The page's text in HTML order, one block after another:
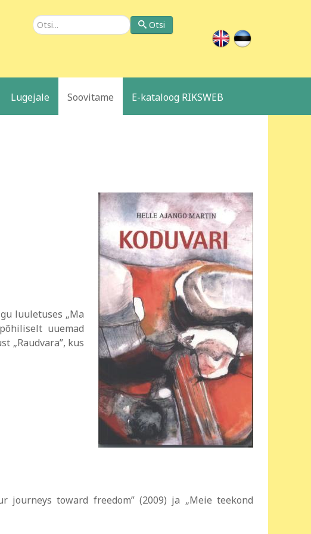
Otsi Otsi
Lugejale Soovitame E-kataloog RIKSWEB
luuletuses „Ma
uuemad
„Raudvara”, kus
toward freedom” (2009) ja „Meie teekond